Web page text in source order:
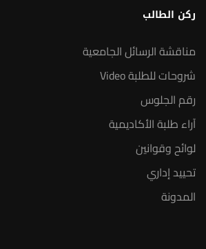
ركن الطالب
مناقشة الرسائل الجامعية
شروحات للطلبة Video
رقم الجلوس
آراء طلبة الأكاديمية
لوائح وقوانين
تحييد إداري
المدونة